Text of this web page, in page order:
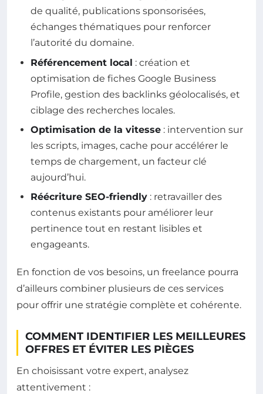
de qualité, publications sponsorisées,
échanges thématiques pour renforcer
l’autorité du domaine.
Référencement local : création et
optimisation de fiches Google Business
Profile, gestion des backlinks géolocalisés, et
ciblage des recherches locales.
Optimisation de la vitesse : intervention sur
les scripts, images, cache pour accélérer le
temps de chargement, un facteur clé
aujourd’hui.
Réécriture SEO-friendly : retravailler des
contenus existants pour améliorer leur
pertinence tout en restant lisibles et
engageants.
En fonction de vos besoins, un freelance pourra
d’ailleurs combiner plusieurs de ces services
pour offrir une stratégie complète et cohérente.
COMMENT IDENTIFIER LES MEILLEURES
OFFRES ET ÉVITER LES PIÈGES
En choisissant votre expert, analysez
attentivement :